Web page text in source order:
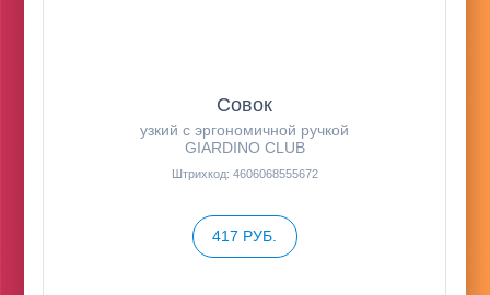
Совок
узкий c эргономичной ручкой
GIARDINO CLUB
Штрихкод: 4606068555672
417 РУБ.